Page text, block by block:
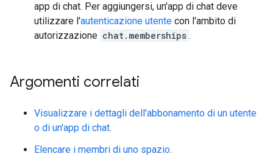
app di chat. Per aggiungersi, un'app di chat deve
utilizzare l'autenticazione utente con l'ambito di
autorizzazione chat.memberships .
Argomenti correlati
Visualizzare i dettagli dell'abbonamento di un utente
o di un'app di chat.
Elencare i membri di uno spazio.